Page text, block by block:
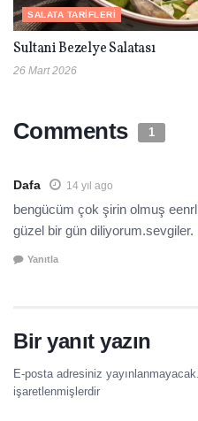
SALATA TARIFLERI
Sultani Bezelye Salatası
26 Mart 2026
Comments 1
Dafa 14 yıl ago
bengücüm çok şirin olmuş
güzel bir gün diliyorum.sevgiler.
Yanıtla
Bir yanıt yazın
E-posta adresiniz yayınlanmayacak.
işaretlenmişlerdir